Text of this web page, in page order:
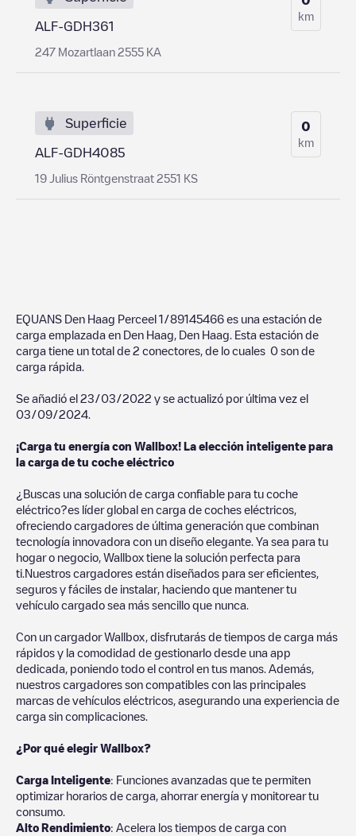
ALF-GDH361
247 Mozartlaan 2555 KA
km
Superficie
ALF-GDH4085
19 Julius Röntgenstraat 2551 KS
0
km
EQUANS Den Haag Perceel 1/89145466 es una estación de
carga emplazada en Den Haag Den Haag . Esta estación de
carga tiene un total de 2 conectores, de lo cuales 0 son de
carga rápida.
Se añadió el 23/03/2022 y se actualizó por última vez el
03/09/2024
¡Carga tu energía con Wallbox! La elección inteligente para
la carga de tu coche eléctrico
¿Buscas una solución de carga confiable para tu coche
eléctrico?es líder global en carga de coches eléctricos,
ofreciendo cargadores de última generación que combinan
tecnología innovadora con un diseño elegante. Ya sea para tu
hogar o negocio, Wallbox tiene la solución perfecta para
ti.Nuestros cargadores están diseñados para ser eficientes,
seguros y fáciles de instalar, haciendo que mantener tu
vehículo cargado sea más sencillo que nunca.
Con un cargador Wallbox, disfrutarás de tiempos de carga más
rápidos y la comodidad de gestionarlo desde una app
dedicada, poniendo todo el control en tus manos. Además,
nuestros cargadores son compatibles con las principales
marcas de vehículos eléctricos, asegurando una experiencia de
carga sin complicaciones.
¿Por qué elegir Wallbox?
Carga Inteligente: Funciones avanzadas que te permiten
optimizar horarios de carga, ahorrar energía y monitorear tu
consumo.
Alto Rendimiento: Acelera los tiempos de carga con